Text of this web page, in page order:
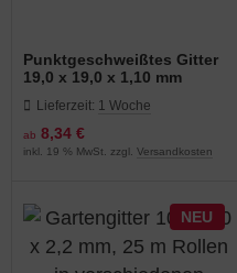
Punktgeschweißtes Gitter
19,0 x 19,0 x 1,10 mm
verschiedenen Höhen und
Längen
Lieferzeit: 1 Woche
ab 8,34 €
inkl. 19 % MwSt. zzgl. Versandkosten
NEU